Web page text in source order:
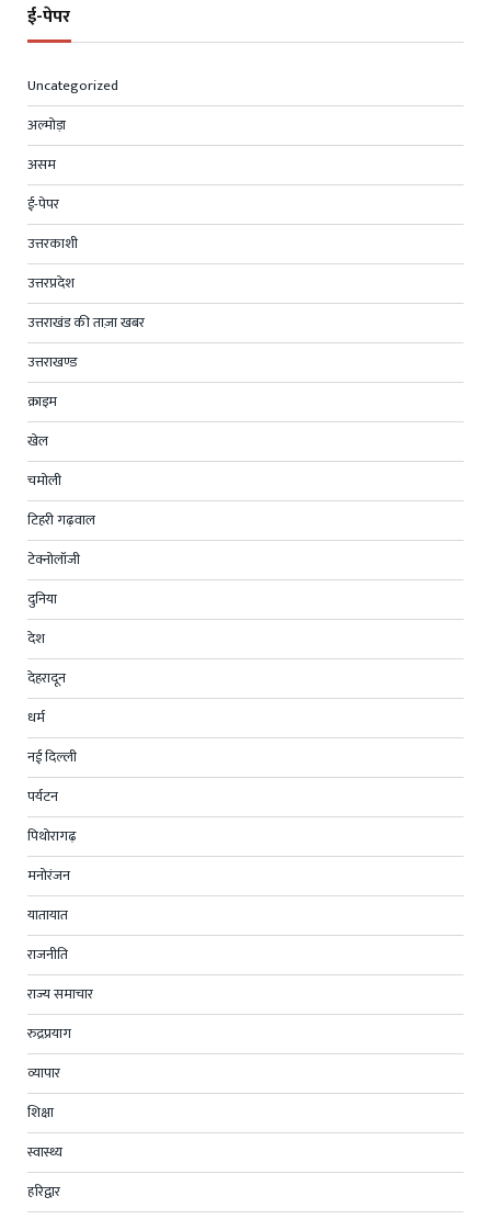
ई-पेपर
Uncategorized
अल्मोड़ा
असम
ई-पेपर
उत्तरकाशी
उत्तरप्रदेश
उत्तराखंड की ताज़ा खबर
उत्तराखण्ड
क्राइम
खेल
चमोली
टिहरी गढ़वाल
टेक्नोलॉजी
दुनिया
देश
देहरादून
धर्म
नई दिल्ली
पर्यटन
पिथोरागढ़
मनोरंजन
यातायात
राजनीति
राज्य समाचार
रुद्रप्रयाग
व्यापार
शिक्षा
स्वास्थ्य
हरिद्वार